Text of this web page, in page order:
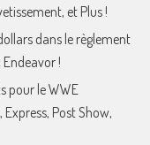
et Plus !
dans le règlement
!
pour le WWE
Post Show,